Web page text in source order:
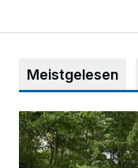
Meistgelesen
Aus Grau wird